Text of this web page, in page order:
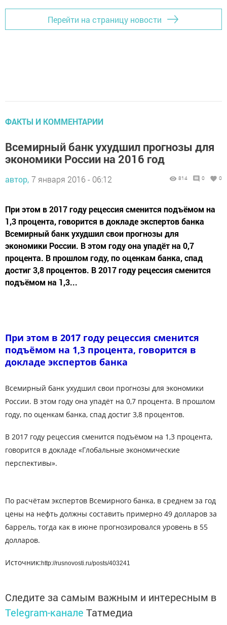
Перейти на страницу новости
ФАКТЫ И КОММЕНТАРИИ
Всемирный банк ухудшил прогнозы для
экономики России на 2016 год
автор, 7 января 2016 - 06:12 814 0 0
При этом в 2017 году рецессия сменится подъёмом на
1,3 процента, говорится в докладе экспертов банка
Всемирный банк ухудшил свои прогнозы для
экономики России. В этом году она упадёт на 0,7
процента. В прошлом году, по оценкам банка, спад
достиг 3,8 процентов. В 2017 году рецессия сменится
подъёмом на 1,3...
При этом в 2017 году рецессия сменится
подъёмом на 1,3 процента, говорится в
докладе экспертов банка
Всемирный банк ухудшил свои прогнозы для экономики
России. В этом году она упадёт на 0,7 процента. В прошлом
году, по оценкам банка, спад достиг 3,8 процентов.
В 2017 году рецессия сменится подъёмом на 1,3 процента,
говорится в докладе «Глобальные экономические
перспективы».
По расчётам экспертов Всемирного банка, в среднем за год
цены на нефть должны составить примерно 49 долларов за
баррель, тогда как в июне прогнозировался уровень в 55
долларов.
Источник: http://rusnovosti.ru/posts/403241
Следите за самым важным и интересным в
Telegram-канале Татмедиа